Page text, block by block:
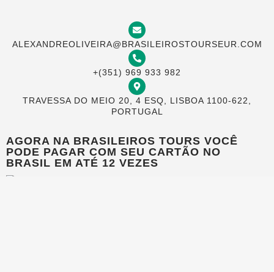
ALEXANDREOLIVEIRA@BRASILEIROSTOURSEUR.COM
+(351) 969 933 982
TRAVESSA DO MEIO 20, 4 ESQ, LISBOA 1100-622,
PORTUGAL
AGORA NA BRASILEIROS TOURS VOCÊ
PODE PAGAR COM SEU CARTÃO NO
BRASIL EM ATÉ 12 VEZES